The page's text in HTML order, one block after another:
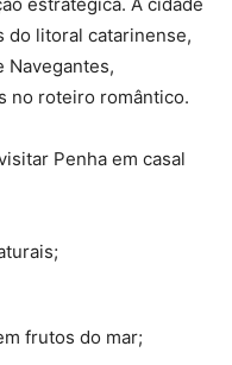
do litoral catarinense,
Navegantes,
no roteiro romântico.
Penha em casal
frutos do mar;